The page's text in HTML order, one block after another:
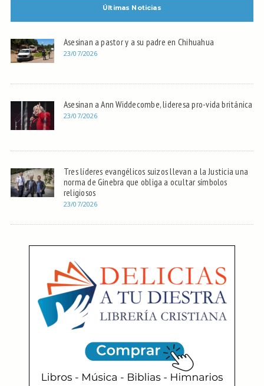
Últimas Noticias
Asesinan a pastor y a su padre en Chihuahua
23/07/2026
Asesinan a Ann Widdecombe, lideresa pro-vida británica
23/07/2026
Tres líderes evangélicos suizos llevan a la Justicia una
norma de Ginebra que obliga a ocultar símbolos
religiosos
23/07/2026